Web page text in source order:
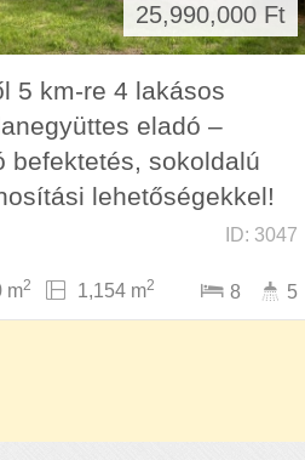
25,990,000Ft
5 km-re 4 lakásos
eladó –
befektetés, sokoldalú
lehetőségekkel!
ID: 3047
m2 1,154 m2 8 5